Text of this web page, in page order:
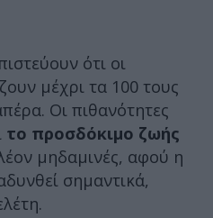
ότι οι
μέχρι τα 100 τους
Οι πιθανότητες
το προσδόκιμο ζωής
μηδαμινές, αφού η
σημαντικά,